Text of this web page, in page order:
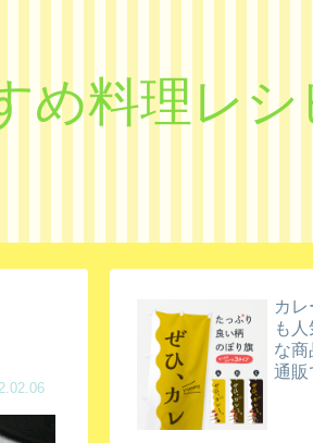
め料理レシ
カ
も
な商
通販